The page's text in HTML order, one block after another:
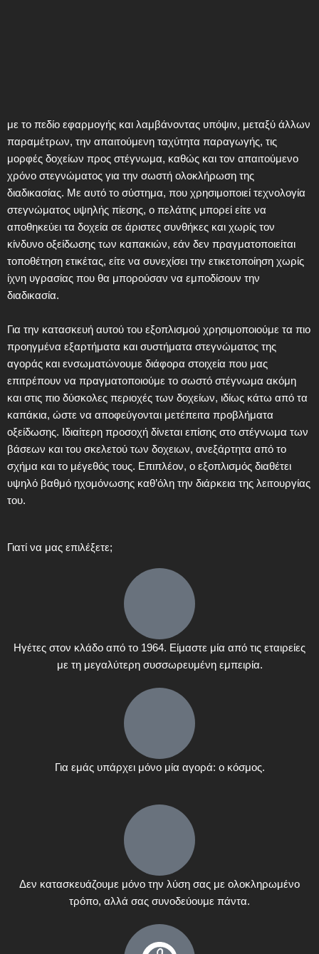
με το πεδίο εφαρμογής και λαμβάνοντας υπόψιν, μεταξύ άλλων
παραμέτρων, την απαιτούμενη ταχύτητα παραγωγής, τις
μορφές δοχείων προς στέγνωμα, καθώς και τον απαιτούμενο
χρόνο στεγνώματος για την σωστή ολοκλήρωση της
διαδικασίας. Με αυτό το σύστημα, που χρησιμοποιεί τεχνολογία
στεγνώματος υψηλής πίεσης, ο πελάτης μπορεί είτε να
αποθηκεύει τα δοχεία σε άριστες συνθήκες και χωρίς τον
κίνδυνο οξείδωσης των καπακιών, εάν δεν πραγματοποιείται
τοποθέτηση ετικέτας, είτε να συνεχίσει την ετικετοποίηση χωρίς
ίχνη υγρασίας που θα μπορούσαν να εμποδίσουν την
διαδικασία.
Για την κατασκευή αυτού του εξοπλισμού χρησιμοποιούμε τα πιο
προηγμένα εξαρτήματα και συστήματα στεγνώματος της
αγοράς και ενσωματώνουμε διάφορα στοιχεία που μας
επιτρέπουν να πραγματοποιούμε το σωστό στέγνωμα ακόμη
και στις πιο δύσκολες περιοχές των δοχείων, ιδίως κάτω από τα
καπάκια, ώστε να αποφεύγονται μετέπειτα προβλήματα
οξείδωσης. Ιδιαίτερη προσοχή δίνεται επίσης στο στέγνωμα των
βάσεων και του σκελετού των δοχειων, ανεξάρτητα από το
σχήμα και το μέγεθός τους. Επιπλέον, ο εξοπλισμός διαθέτει
υψηλό βαθμό ηχομόνωσης καθ’όλη την διάρκεια της λειτουργίας
του.
Γιατί να μας επιλέξετε;
Ηγέτες στον κλάδο από το 1964. Είμαστε μία από τις εταιρείες
με τη μεγαλύτερη συσσωρευμένη εμπειρία.
Για εμάς υπάρχει μόνο μία αγορά: ο κόσμος.
Δεν κατασκευάζουμε μόνο την λύση σας με ολοκληρωμένο
τρόπο, αλλά σας συνοδεύουμε πάντα.